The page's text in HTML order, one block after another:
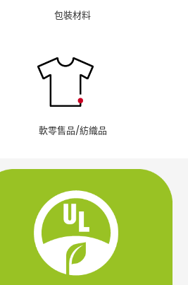
包裝材料
軟零售品/紡織品